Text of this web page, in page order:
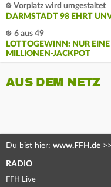
Vorplatz wird umgestaltet
DARMSTADT 98 EHRT
6 aus 49
LOTTOGEWINN: NUR
MILLIONEN-JACKPOT
AUS DEM NETZ
Du bist hier: www.FFH.de
RADIO
FFH Live